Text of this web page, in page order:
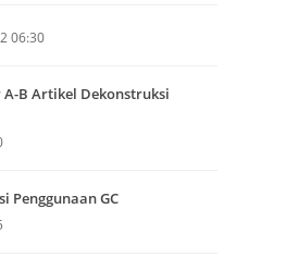
06:30
A-B Artikel Dekonstruksi
Penggunaan GC